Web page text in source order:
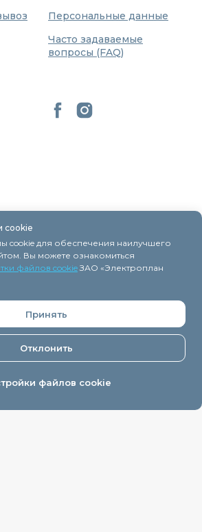
cookie
cookie для обеспечения наилучшего
Вы можете ознакомиться
файлов cookieЗАО «Электроплан
Принять
Отклонить
файлов cookie
Персональные данные
Часто задаваемые
вопросы (FAQ)
реестре 9 декабря 2015г.
сведений об интернет-магазине
реестр Республики Беларусь -
№ регистрации 41254.
ТНС" © 2005-2026.